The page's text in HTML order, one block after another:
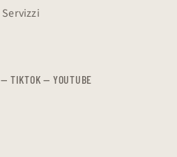
Servizzi
— TIKTOK — YOUTUBE